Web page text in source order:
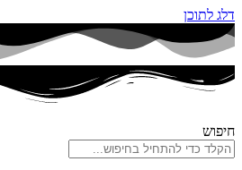
דלג לתוכן
חיפוש